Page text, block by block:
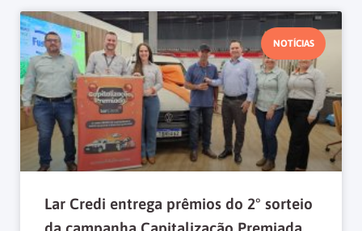
NOTÍCIAS
Lar Credi entrega prêmios do 2° sorteio